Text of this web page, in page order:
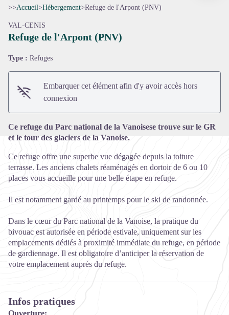
>>Accueil>Hébergement>Refuge de l'Arpont (PNV)
VAL-CENIS
Refuge de l'Arpont (PNV)
Type : Refuges
Embarquer cet élément afin d'y avoir accès hors
connexion
Ce refuge du Parc national de la Vanoisese trouve sur le GR
et le tour des glaciers de la Vanoise.
Ce refuge offre une superbe vue dégagée depuis la toiture
terrasse. Les anciens chalets réaménagés en dortoir de 6 ou 10
places vous accueille pour une belle étape en refuge.
Il est notamment gardé au printemps pour le ski de randonnée.
Dans le cœur du Parc national de la Vanoise, la pratique du
bivouac est autorisée en période estivale, uniquement sur les
emplacements dédiés à proximité immédiate du refuge, en période
de gardiennage. Il est obligatoire d’anticiper la réservation de
votre emplacement auprès du refuge.
Infos pratiques